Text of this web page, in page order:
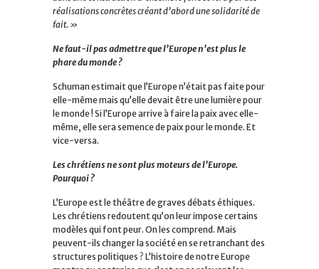
réalisations concrètes créant d’abord une solidarité de
fait. »
Ne faut-il pas admettre que l’Europe n’est plus le
phare du monde ?
Schuman estimait que l’Europe n’était pas faite pour
elle-même mais qu’elle devait être une lumière pour
le monde ! Si l’Europe arrive à faire la paix avec elle-
même, elle sera semence de paix pour le monde. Et
vice-versa.
Les chrétiens ne sont plus moteurs de l’Europe.
Pourquoi ?
L’Europe est le théâtre de graves débats éthiques.
Les chrétiens redoutent qu’on leur impose certains
modèles qui font peur. On les comprend. Mais
peuvent-ils changer la société en se retranchant des
structures politiques ? L’histoire de notre Europe